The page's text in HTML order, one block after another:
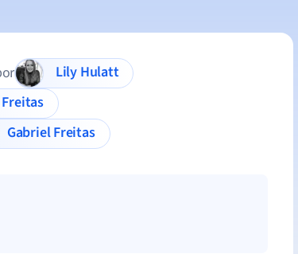
Lily Hulatt
Gabriel Freitas